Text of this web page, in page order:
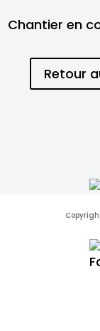
Chantier en
Retour